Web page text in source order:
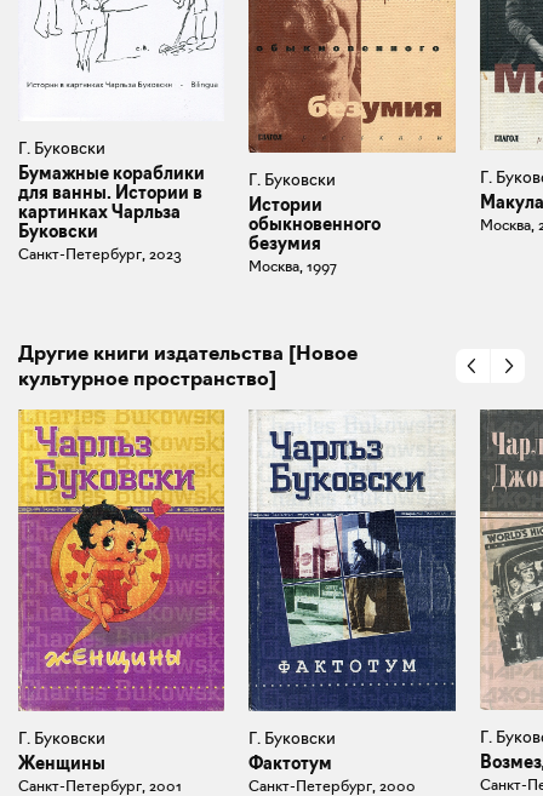
Г. Буковски
Бумажные кораблики
для ванны. Истории в
картинках Чарльза
Буковски
Санкт-Петербург, 2023
Г. Буковски
Истории
обыкновенного
безумия
Москва, 1997
Г.
Москва,
Другие книги издательства [Новое
культурное пространство]
Г. Буковски
Женщины
Санкт-Петербург, 2001
Г. Буковски
Фактотум
Санкт-Петербург, 2000
Г.
Санкт-